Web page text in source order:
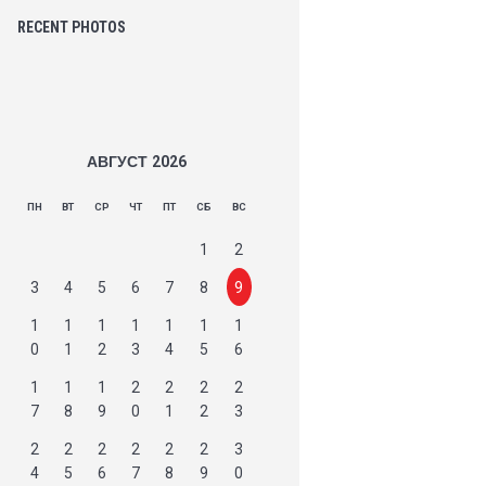
RECENT PHOTOS
АВГУСТ 2026
ПН ВТ СР ЧТ ПТ СБ ВС
1 2
3 4 5 6 7 8 9
1
0
1
1
1
2
1
3
1
4
1
5
1
6
1
7
1
8
1
9
2
0
2
1
2
2
2
3
2
4
2
5
2
6
2
7
2
8
2
9
3
0